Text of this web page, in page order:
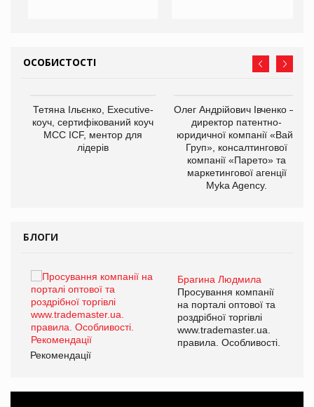
ОСОБИСТОСТІ
Тетяна Ільєнко, Executive-
коуч, сертифікований коуч
МСС ICF, ментор для
лідерів
Олег Андрійович Івченко —
директор патентно-
юридичної компанії «Вайз
Груп», консалтингової
компанії «Парето» та
маркетингової агенції
Myka Agency.
БЛОГИ
Брагина Людмила
Просування компанії
на порталі оптової та
роздрібної торгівлі
www.trademaster.ua.
правила. Особливості.
Рекомендації